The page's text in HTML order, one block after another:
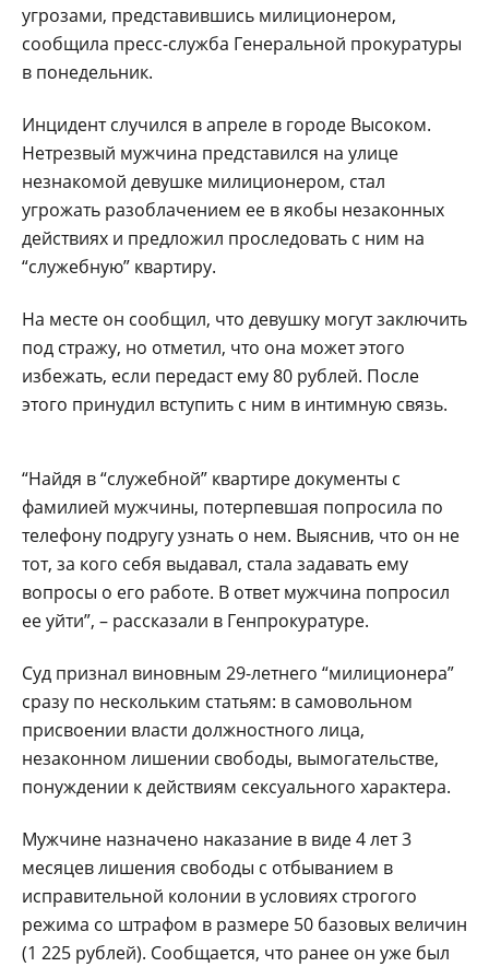
угрозами, представившись милиционером,
сообщила пресс-служба Генеральной прокуратуры
в понедельник.
Инцидент случился в апреле в городе Высоком.
Нетрезвый мужчина представился на улице
незнакомой девушке милиционером, стал
угрожать разоблачением ее в якобы незаконных
действиях и предложил проследовать с ним на
“служебную” квартиру.
На месте он сообщил, что девушку могут заключить
под стражу, но отметил, что она может этого
избежать, если передаст ему 80 рублей. После
этого принудил вступить с ним в интимную связь.
“Найдя в “служебной” квартире документы с
фамилией мужчины, потерпевшая попросила по
телефону подругу узнать о нем. Выяснив, что он не
тот, за кого себя выдавал, стала задавать ему
вопросы о его работе. В ответ мужчина попросил
ее уйти”, – рассказали в Генпрокуратуре.
Суд признал виновным 29-летнего “милиционера”
сразу по нескольким статьям: в самовольном
присвоении власти должностного лица,
незаконном лишении свободы, вымогательстве,
понуждении к действиям сексуального характера.
Мужчине назначено наказание в виде 4 лет 3
месяцев лишения свободы с отбыванием в
исправительной колонии в условиях строгого
режима со штрафом в размере 50 базовых величин
(1 225 рублей). Сообщается, что ранее он уже был